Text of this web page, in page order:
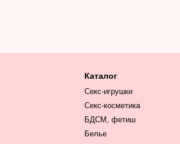
Каталог
Секс-игрушки
Секс-косметика
БДСМ, фетиш
Белье